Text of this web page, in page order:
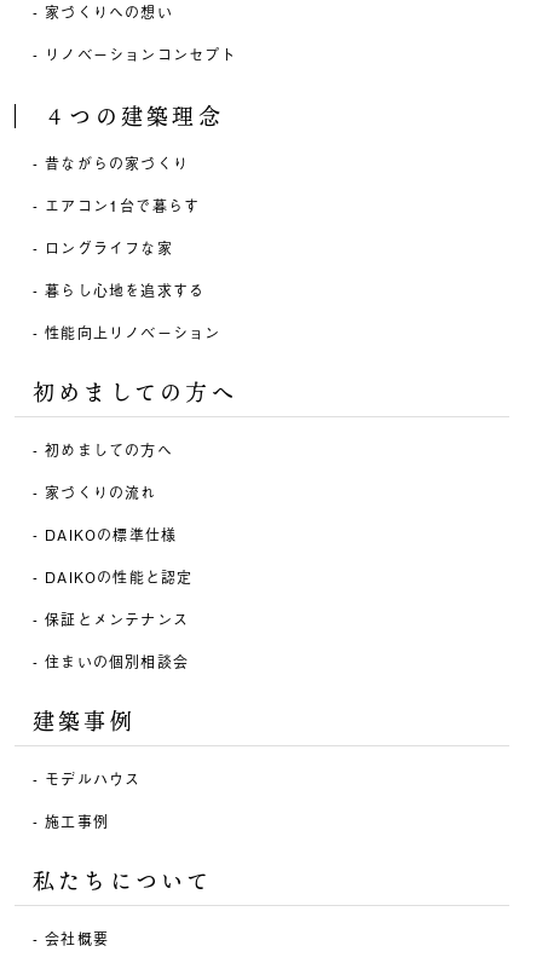
家づくりへの想い
リノベーションコンセプト
４つの建築理念
昔ながらの家づくり
エアコン1台で暮らす
ロングライフな家
暮らし心地を追求する
性能向上リノベーション
初めましての方へ
初めましての方へ
家づくりの流れ
DAIKOの標準仕様
DAIKOの性能と認定
保証とメンテナンス
住まいの個別相談会
建築事例
モデルハウス
施工事例
私たちについて
会社概要